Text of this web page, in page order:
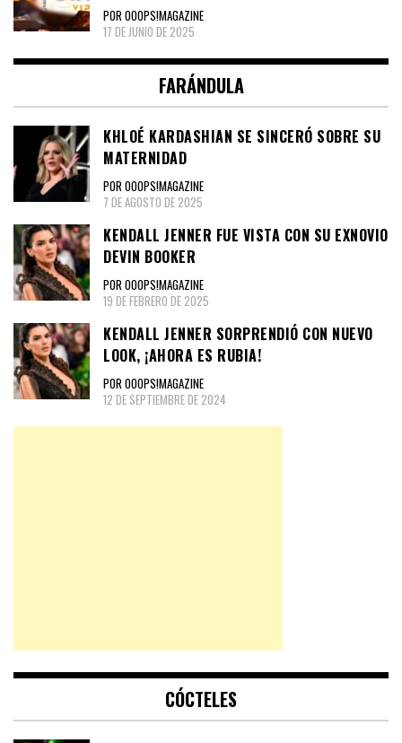
POR OOOPS!MAGAZINE
17 DE JUNIO DE 2025
FARÁNDULA
KHLOÉ KARDASHIAN SE SINCERÓ SOBRE SU
MATERNIDAD
POR OOOPS!MAGAZINE
7 DE AGOSTO DE 2025
KENDALL JENNER FUE VISTA CON SU EXNOVIO
DEVIN BOOKER
POR OOOPS!MAGAZINE
19 DE FEBRERO DE 2025
KENDALL JENNER SORPRENDIÓ CON NUEVO
LOOK, ¡AHORA ES RUBIA!
POR OOOPS!MAGAZINE
12 DE SEPTIEMBRE DE 2024
CÓCTELES